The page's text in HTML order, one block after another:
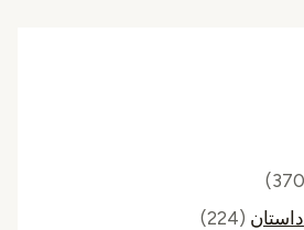
داستان (224)